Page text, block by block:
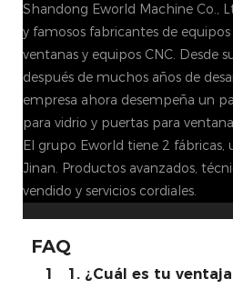
Shandong Eworld Machine Co.,
y famosos fabricantes de
ventanas y equipos CNC. Desde
después de muchos años de
empresa ahora desempeña un
para vidrio y puertas para
El grupo Eworld tiene 2 fábricas,
Jinan. Productos avanzados,
vendido y servicios cordiales.
FAQ
1 1. ¿Cuál es tu